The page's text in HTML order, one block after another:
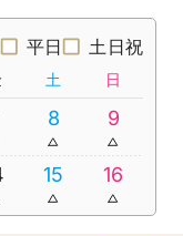
平日 土日祝
土 日
8 9
15 16